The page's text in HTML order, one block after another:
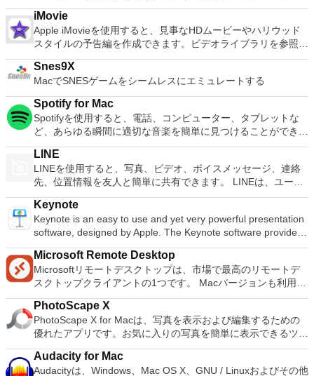
の80％以上を誇っています。かなり強力なコンピューターを
所有している場合、PCSX2 for Macは優れたエミュレーターで
す。また、このアプリケーションはローエンドコンピューター
のサポートも提供するため、Playstation 2コンソールのすべて
の所有者は、Macで動作するゲームを見ることができます。
Macエミュレーター用PCSX2を使用すると、PS2コントローラ
ーを使用して本物のプレイステーション体験をシミュレートで
きます。このアプリケーションでは、ディスクからゲームを直
接実行することも、ハードドライブからイメージとして実行す
ることもできます。 主な機能は次のとおりです。
Savestates：ボタンを1つ押すだけで、ゲームの現在の「状
態」を保存できます。 無制限のメモリーカード：好きなだけ
メモリーカードを保存でき、8MBから64MBまでの単一の物理
カードに制限されなくなりました。 高解像度のグラフィック
ムをプレイできます。 全体的に、PC PS2 for Mac PS2エミュ
レーターの機能は優れています。 PS2ゲームを高い精度でエ
ミュレートでき、Mac OSとエミュレーターを切り替えること
ができます。欠点は、高速ゲームに苦労し、時々フリーズまた
はクラッシュすることです。* Mac用PCSX2を使用するには、
コンソールから抽出できるPlaystation 2 BIOSが必要です。
iMovie
Apple iMovieを使用すると、見事なHDムービーやハリウッド
スタイルの予告編を作成できます。ビデオライブラリを参照し
て、お気に入りのビデオを簡単に共有できます。ビデオは外部
デバイスからインポートして、簡単に微調整、再配置、編集し
てから、共有したりDVDに書き込んだりできます。 機能が含
まれます： 日付でサイドバーのイベントをソートするオプシ
ョン新しいタイトルのフォント、サイズ、色を変更するタイム
ラインのトランジションをダブルクリックして、継続時間を調
整しますイベント内のクリップの切り取りと回転調整バーを使
用して速度効果を追加する速度効果の出入りをスムーズに切り
替えるオプション
Snes9X
MacでSNESゲームをシームレスにエミュレートする
Spotify for Mac
Spotifyを使用すると、電話、コンピューター、タブレットな
ど、あらゆる瞬間に適切な音楽を簡単に見つけることができま
す。 Spotifyには数百万のトラックがあります。エクササイ
ズ、パーティー、リラックスのいずれでも、適切な音楽がいつ
でも手元にあります。聴きたいものを選択するか、Spotifyに
驚かせてください。 また、友人、アーティスト、有名人の音
楽コレクションを閲覧したり、ラジオ局を作成して座ったりす
ることもできます。 Spotifyであなたの人生をサウンドトラッ
クしましょう。購読または無料で聴くことができます。
LINE
LINEを使用すると、写真、ビデオ、ボイスメッセージ、連絡
先、位置情報を友人と簡単に共有できます。 LINEは、ユーザ
ーが他の多くのプラットフォームとともにMacやiOSの仲間の
ユーザーとやり取りできる唯一のサービスの1つです。 人気ア
ーティスト、有名人、ブランド、テレビ番組の最新ニュースと
特別クーポンを入手できます。 LINEを使用すると、1対1のメ
ッセージングとグループチャットで、いつでもどこでも無料の
インスタントメッセージを友人と交換できます。 LINEは、
iPhone、Android、Windows Phone、Blackberry、さらには
PCのすべての一般的なスマートフォンデバイスで利用できま
す。 主な機能に含まれるもの LINEステッカー：10,000を超え
るステッカーと顔文字を使用した、より楽しく表現力豊かなチ
ャット。 タイムライン：タイムラインを使用してテキスト、
写真、ビデオ、ステッカーを共有し、親しい友人とストーリー
を交換します。 スナップムービー：わずか10秒で最高品質の
ビデオを作成できます。クールなバックグラウンドミュージッ
Keynote
Keynote is an easy to use and yet very powerful presentation
software, designed by Apple. The Keynote software provides
you with a massive array of tools and effects to ensure your
presentations stand out from the crowd. It can be used for
home, academic and business presentations. There are over
30 Apple-designed themes to choose from. The visual effects
are simply stunning to use. When combined with graphics,
transitions and images, you can create high quality
presentations with a fresh look. Using Keynote you can create
amazing presentations both quickly and easily. The software
uses a simple drag and drop interface with a clean and well
designed format panel and toolbar. Keynote automatically
Microsoft Remote Desktop
Microsoftリモートデスクトップは、市場で最高のリモートデ
スクトップクライアントの1つです。 Macバージョンも利用で
きるようになりました。 Macバージョンは、ユーザーがPCを
Macに接続し、マシン間でシームレスに作業するのに役立ちま
す。 このソフトウェアのセットアップは簡単です。ユーザー
はメインダイアログボックスを開き、接続したいコンピュータ
ーのネットワークIDを入力するだけで、接続はほぼ瞬時に確立
されます。または、接続を確立する必要があるコンピューター
PhotoScape X
PhotoScape X for Macは、写真を表示および編集するための
優れたアプリです。お気に入りの写真を簡単に表示できるツー
ルが多数用意されています。 ユーザーインターフェイスの外
観は基本的ですが、いくつかのテーマを選択することができま
す。これらのテーマは、この機能的なアプリに少しの色と多様
Audacity for Mac
Audacityは、Windows、Mac OS X、GNU / Linuxおよびその他